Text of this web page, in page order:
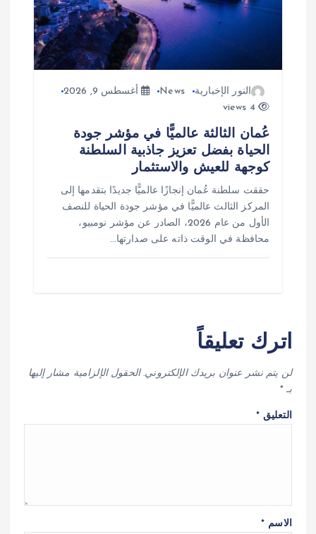
النور الإخبارية News
أغسطس 9, 2026
4 views
عُمان الثالثة عالميًّا في مؤشر جودة
الحياة بفضل تعزيز جاذبية السلطنة
كوجهة للعيش والاستثمار
حققت سلطنة عُمان إنجازًا عالميًّا جديدًا بتقدمها إلى
المركز الثالث عالميًّا في مؤشر جودة الحياة للنصف
الأول من عام 2026، الصادر عن مؤشر نومبيو،
محافظة في الوقت ذاته على صدارتها…
اترك تعليقاً
لن يتم نشر عنوان بريدك الإلكتروني. الحقول الإلزامية مشار إليها
بـ*
التعليق*
الاسم *